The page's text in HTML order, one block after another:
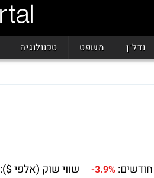
נדל"ן משפט טכנולוגיה
-3.9% שווי שוק (אלפי $):